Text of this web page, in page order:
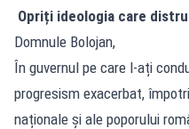
Opriți ideologia care
Domnule Bolojan,
În guvernul pe care l-ați
progresism exacerbat,
naționale și ale poporului